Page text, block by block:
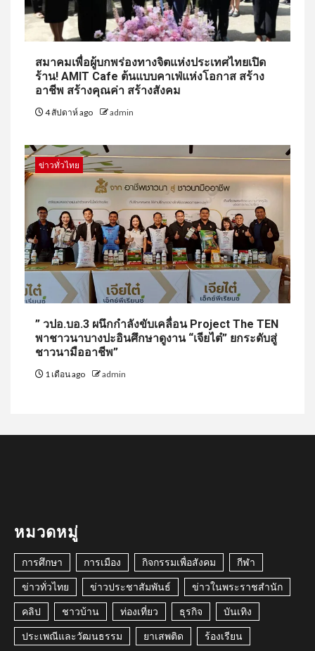
สมาคมเพื่อผู้บกพร่องทางจิตแห่งประเทศไทยเปิด
ร้าน! AMIT Cafe ต้นแบบคาเฟ่แห่งโอกาส สร้าง
อาชีพ สร้างคุณค่า สร้างสังคม
4 สัปดาห์ ago admin
ข่าวทั่วไทย
” วปอ.บอ.3 ผนึกกำลังขับเคลื่อน Project The TEN
พาชาวนาบางปะอินศึกษาดูงาน “เจียไต๋” ยกระดับสู่
ชาวนามืออาชีพ”
1 เดือน ago admin
หมวดหมู่
การศึกษา การเมือง กิจกรรมเพื่อสังคม กีฬา
ข่าวทั่วไทย ข่าวประชาสัมพันธ์ ข่าวในพระราชสำนัก
คลิป ชาวบ้าน ท่องเที่ยว ธุรกิจ บันเทิง
ประเพณีและวัฒนธรรม ยาเสพติด ร้องเรียน